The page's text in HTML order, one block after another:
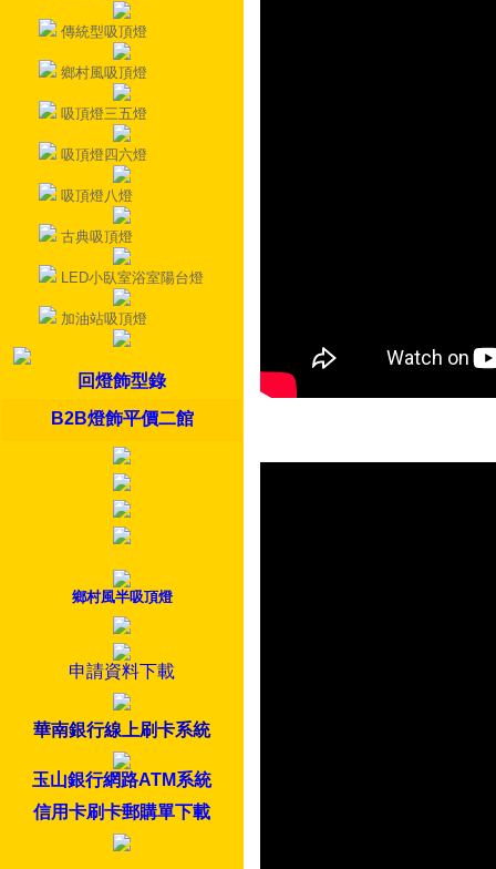
傳統型吸頂燈
鄉村風吸頂燈
吸頂燈三五燈
吸頂燈四六燈
吸頂燈八燈
古典吸頂燈
LED小臥室浴室陽台燈
加油站吸頂燈
回燈飾型錄
B2B燈飾平價二館
鄉村風半吸頂燈
申請資料下載
華南銀行線上刷卡系統
玉山銀行網路ATM系統
信用卡刷卡郵購單下載